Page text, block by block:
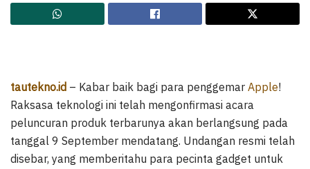
tautekno.id – Kabar baik bagi para penggemar Apple!
Raksasa teknologi ini telah mengonfirmasi acara
peluncuran produk terbarunya akan berlangsung pada
tanggal 9 September mendatang. Undangan resmi telah
disebar, yang memberitahu para pecinta gadget untuk